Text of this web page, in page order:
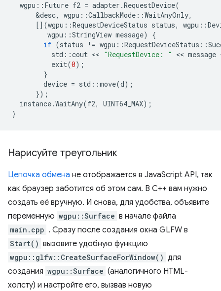
wgpu :: Future f2 = adapter .RequestDevice(
&desc, wgpu ::CallbackMode ::WaitAnyOnly,
[](wgpu ::RequestDeviceStatus status, wgpu ::
wgpu ::StringView message)
{
if (status != wgpu ::RequestDeviceStatus ::
std ::cout << "RequestDevice: " << message
exit(0);
}
device = std ::move(d);
});
instance.WaitAny(f2, UINT64_MAX);
}
Нарисуйте треугольник
Цепочка обмена не отображается в JavaScript API, так
как браузер заботится об этом сам. В C++ вам нужно
создать её вручную. И снова, для удобства, объявите
переменную wgpu::Surface в начале файла
main.cpp . Сразу после создания окна GLFW в
Start() вызовите удобную функцию
wgpu::glfw::CreateSurfaceForWindow() для
создания wgpu::Surface (аналогичного HTML-
холсту) и настройте его, вызвав новую